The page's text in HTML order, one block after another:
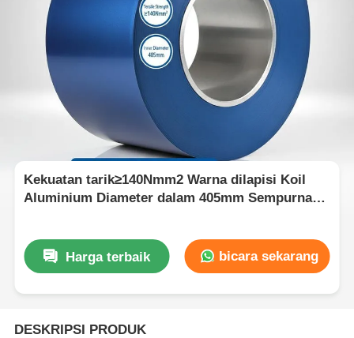
Kekuatan tarik≥140Nmm2 Warna dilapisi Koil
Aluminium Diameter dalam 405mm Sempurna
Harga terbaik bicara sekarang
DESKRIPSI PRODUK